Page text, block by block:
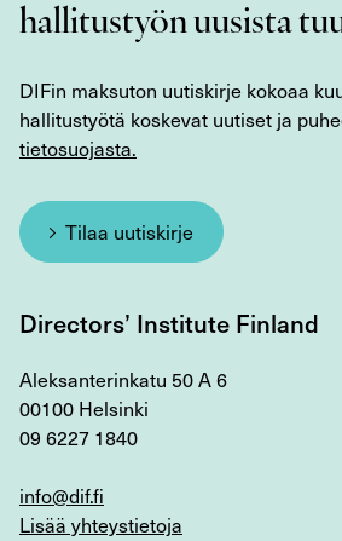
hallitustyön uusista
DIFin maksuton uutiskirje kokoaa
hallitustyötä koskevat uutiset ja
tietosuojasta.
Tilaa uutiskirje
Directors’ Institute Finland
Aleksanterinkatu 50 A 6
00100 Helsinki
09 6227 1840
info@dif.fi
Lisää yhteystietoja